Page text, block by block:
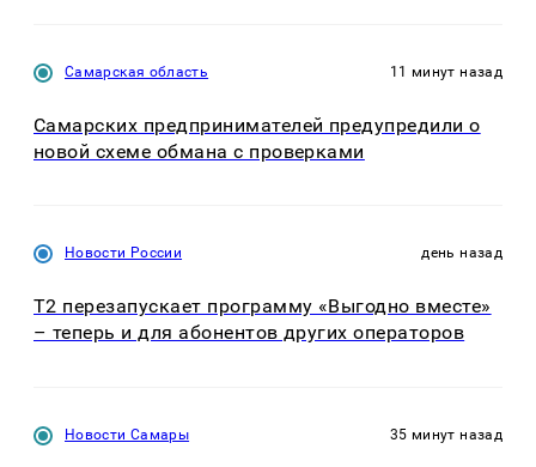
Самарская область 11 минут назад
Самарских предпринимателей предупредили о
новой схеме обмана с проверками
Новости России день назад
Т2 перезапускает программу «Выгодно вместе»
– теперь и для абонентов других операторов
Новости Самары 35 минут назад